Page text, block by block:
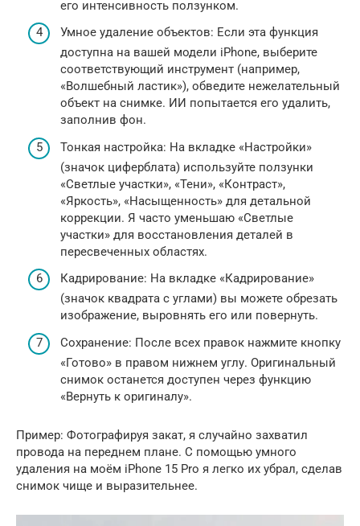
его интенсивность ползунком.
Умное удаление объектов: Если эта функция
доступна на вашей модели iPhone, выберите
соответствующий инструмент (например,
«Волшебный ластик»), обведите нежелательный
объект на снимке. ИИ попытается его удалить,
заполнив фон.
Тонкая настройка: На вкладке «Настройки»
(значок циферблата) используйте ползунки
«Светлые участки», «Тени», «Контраст»,
«Яркость», «Насыщенность» для детальной
коррекции. Я часто уменьшаю «Светлые
участки» для восстановления деталей в
пересвеченных областях.
Кадрирование: На вкладке «Кадрирование»
(значок квадрата с углами) вы можете обрезать
изображение, выровнять его или повернуть.
Сохранение: После всех правок нажмите кнопку
«Готово» в правом нижнем углу. Оригинальный
снимок останется доступен через функцию
«Вернуть к оригиналу».
Пример: Фотографируя закат, я случайно захватил
провода на переднем плане. С помощью умного
удаления на моём iPhone 15 Pro я легко их убрал, сделав
снимок чище и выразительнее.